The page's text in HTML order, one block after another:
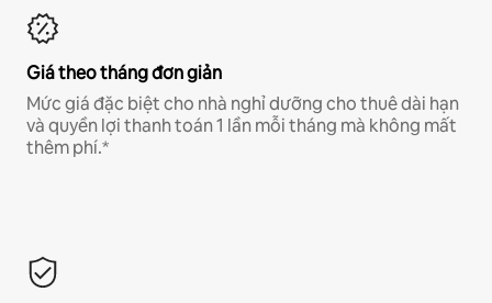
Giá theo tháng đơn giản
Mức giá đặc biệt cho nhà nghỉ dưỡng cho thuê dài hạn
và quyền lợi thanh toán 1 lần mỗi tháng mà không mất
thêm phí.*